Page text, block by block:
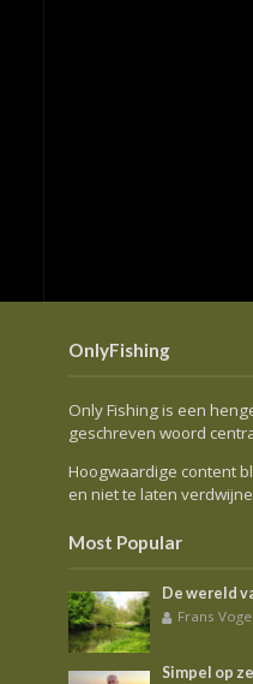
OnlyFishing
Only Fishing is een
geschreven woord
Hoogwaardige content
en niet te laten
Most Popular
De wereld
Frans
Simpel op